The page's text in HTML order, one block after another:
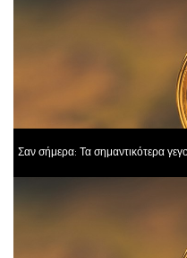
Σαν σήμερα: Τα σημαντικότερα